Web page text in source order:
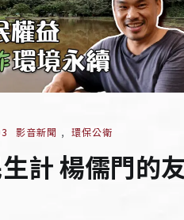
影音新聞 , 環保公衛
計 楊儒門的